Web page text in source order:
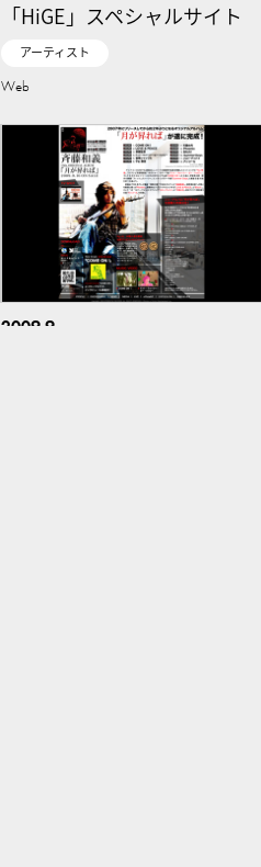
「HiGE」スペシャルサイト
アーティスト
Web
2009.9